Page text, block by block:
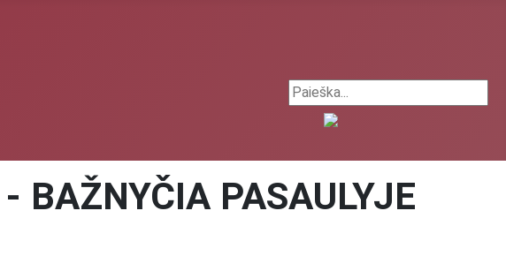
Search ...
BAŽNYČIA PASAULYJE